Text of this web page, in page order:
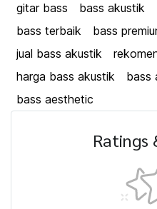
gitar bass bass akustik
bass terbaik
bass
jual bass akustik
harga bass akustik
bass
bass aesthetic
Ratings